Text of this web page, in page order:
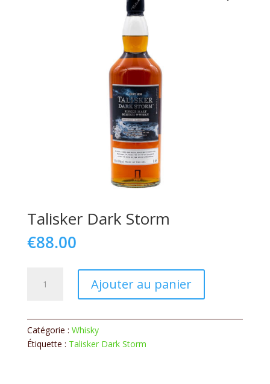
Talisker Dark Storm
€88.00
Storm
Ajouter au panier
Catégorie : Whisky
Étiquette : Talisker Dark Storm